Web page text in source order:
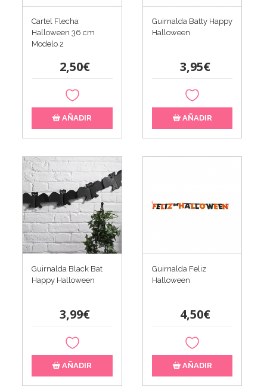
Cartel Flecha
Halloween 36 cm
Modelo 2
2,50€
AÑADIR
Guirnalda Batty Happy
Halloween
3,95€
AÑADIR
Guirnalda Black Bat
Happy Halloween
3,99€
AÑADIR
Guirnalda Feliz
Halloween
4,50€
AÑADIR